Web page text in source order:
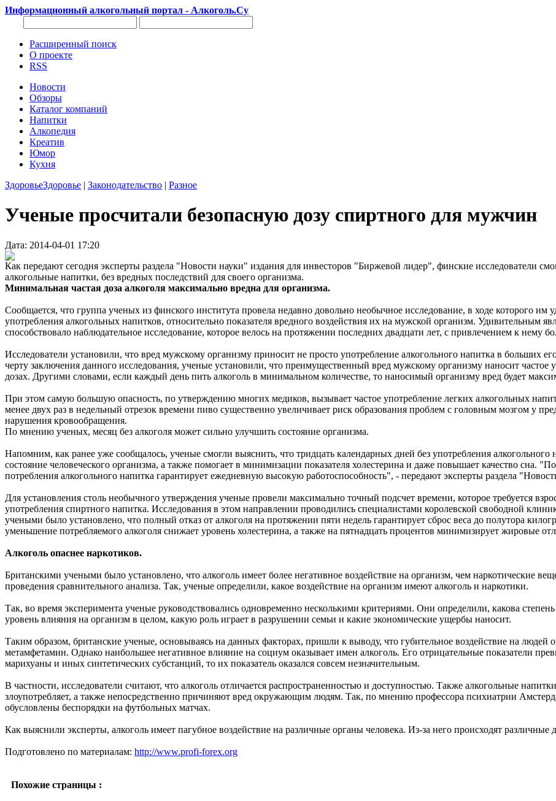
Информационный алкогольный портал - Алкоголь.Су
Расширенный поиск
О проекте
RSS
Новости
Обзоры
Каталог компаний
Напитки
Алкопедия
Креатив
Юмор
Кухня
ЗдоровьеЗдоровье | Законодательство | Разное
Ученые просчитали безопасную дозу спиртного для мужчин
Дата: 2014-04-01 17:20
Как передают сегодня эксперты раздела "Новости науки" издания для инвесторов "Биржевой лидер", финские исследователи
алкогольные напитки, без вредных последствий для своего организма.
Минимальная частая доза алкоголя максимально вредна для организма.
Сообщается, что группа ученых из финского института провела недавно довольно необычное исследование, в ходе которого им
употребления алкогольных напитков, относительно показателя вредного воздействия их на мужской организм. Удивительным
способствовало наблюдательное исследование, которое велось на протяжении последних двадцати лет, с привлечением к нему
Исследователи установили, что вред мужскому организму приносит не просто употребление алкогольного напитка в больших
черту заключения данного исследования, ученые установили, что преимущественный вред мужскому организму наносит
дозах. Другими словами, если каждый день пить алкоголь в минимальном количестве, то наносимый организму вред будет
При этом самую большую опасность, по утверждению многих медиков, вызывает частое употребление легких алкогольных
менее двух раз в недельный отрезок времени пиво существенно увеличивает риск образования проблем с головным мозгом у
нарушения кровообращения.
По мнению ученых, месяц без алкоголя может сильно улучшить состояние организма.
Напомним, как ранее уже сообщалось, ученые смогли выяснить, что тридцать календарных дней без употребления
состояние человеческого организма, а также помогает в минимизации показателя холестерина и даже повышает качество сна.
потребления алкогольного напитка гарантирует ежедневную высокую работоспособность", - передают эксперты раздела
Для установления столь необычного утверждения ученые провели максимально точный подсчет времени, которое требуется
употребления спиртного напитка. Исследования в этом направлении проводились специалистами королевской свободной
учеными было установлено, что полный отказ от алкоголя на протяжении пяти недель гарантирует сброс веса до полутора
уменьшение потребляемого алкоголя снижает уровень холестерина, а также на пятнадцать процентов минимизирует жировые
Алкоголь опаснее наркотиков.
Британскими учеными было установлено, что алкоголь имеет более негативное воздействие на организм, чем наркотические
проведения сравнительного анализа. Так, ученые определили, какое воздействие на организм имеют алкоголь и наркотики.
Так, во время эксперимента ученые руководствовались одновременно несколькими критериями. Они определили, какова
уровень влияния на организм в целом, какую роль играет в разрушении семьи и какие экономические ущербы наносит.
Таким образом, британские ученые, основываясь на данных факторах, пришли к выводу, что губительное воздействие на людей
метамфетамин. Однако наибольшее негативное влияние на социум оказывает имен алкоголь. Его отрицательные показатели
марихуаны и иных синтетических субстанций, то их показатель оказался совсем незначительным.
В частности, исследователи считают, что алкоголь отличается распространенностью и доступностью. Также алкогольные
злоупотребляет, а также непосредственно причиняют вред окружающим людям. Так, по мнению профессора психиатрии
обусловлены беспорядки на футбольных матчах.
Как выяснили эксперты, алкоголь имеет пагубное воздействие на различные органы человека. Из-за него происходят
Подготовлено по материалам: http://www.profi-forex.org
Похожие страницы :